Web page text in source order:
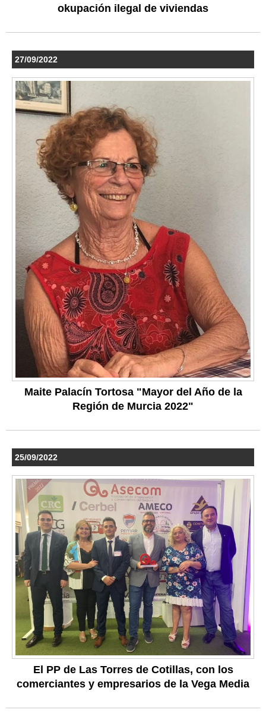
okupación ilegal de viviendas
27/09/2022
Maite Palacín Tortosa "Mayor del Año de la
Región de Murcia 2022"
25/09/2022
El PP de Las Torres de Cotillas, con los
comerciantes y empresarios de la Vega Media